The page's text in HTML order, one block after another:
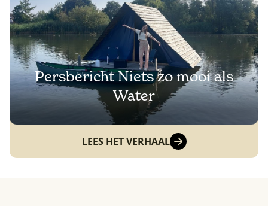
Persbericht Niets zo mooi als
Water
LEES HET VERHAAL